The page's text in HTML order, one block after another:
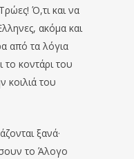
Ό,τι και να
ακόμα και
από τα λόγια
κοντάρι του
κοιλιά του
ξανά·
το Άλογο